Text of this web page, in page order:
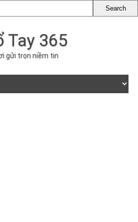
Tay 365
gửi trọn niềm tin